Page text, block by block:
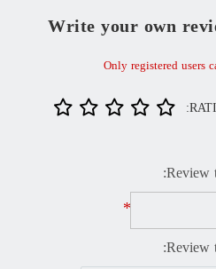
Write your own
Only registered users
Review
*
Review